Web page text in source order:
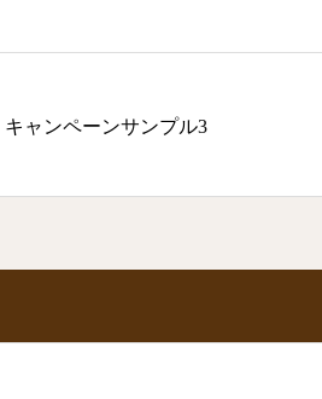
キャンペーンサンプル3